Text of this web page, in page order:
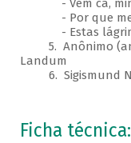
- Vem cá,
- Por que me
- Estas
5. Anônimo
Landum
6. Sigismund
Ficha técnica: